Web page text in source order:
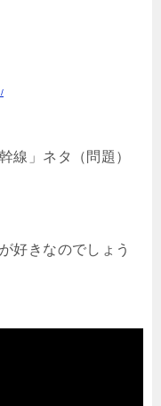
線」ネタ（問題）
好きなのでしょう